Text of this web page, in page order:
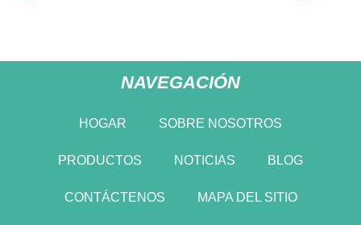
NAVEGACIÓN
HOGAR SOBRE NOSOTROS
PRODUCTOS NOTICIAS BLOG
CONTÁCTENOS MAPA DEL SITIO